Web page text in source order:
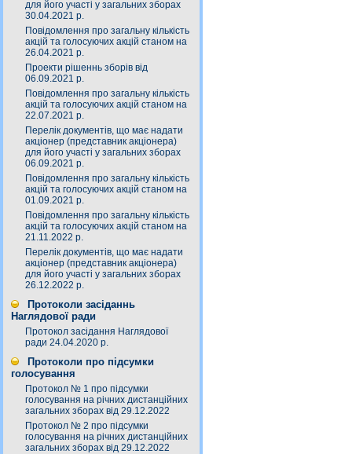
для його участі у загальних зборах
30.04.2021 р.
Повідомлення про загальну кількість
акцій та голосуючих акцій станом на
26.04.2021 р.
Проекти рішеннь зборів від
06.09.2021 р.
Повідомлення про загальну кількість
акцій та голосуючих акцій станом на
22.07.2021 р.
Перелік документів, що має надати
акціонер (представник акціонера)
для його участі у загальних зборах
06.09.2021 р.
Повідомлення про загальну кількість
акцій та голосуючих акцій станом на
01.09.2021 р.
Повідомлення про загальну кількість
акцій та голосуючих акцій станом на
21.11.2022 р.
Перелік документів, що має надати
акціонер (представник акціонера)
для його участі у загальних зборах
26.12.2022 р.
Протоколи засіданнь
Наглядової ради
Протокол засідання Наглядової
ради 24.04.2020 р.
Протоколи про підсумки
голосування
Протокол № 1 про підсумки
голосування на річних дистанційних
загальних зборах від 29.12.2022
Протокол № 2 про підсумки
голосування на річних дистанційних
загальних зборах від 29.12.2022